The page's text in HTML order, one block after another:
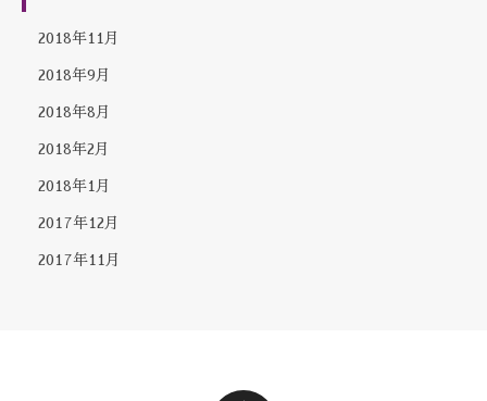
2018年11月
2018年9月
2018年8月
2018年2月
2018年1月
2017年12月
2017年11月